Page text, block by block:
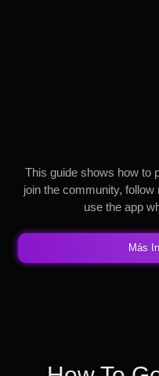
This guide shows how to
join the community,
use the app
Más